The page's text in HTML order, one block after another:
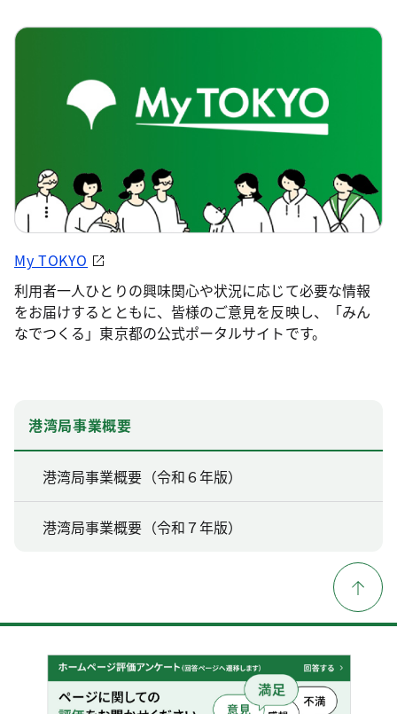
My TOKYO
利用者一人ひとりの興味関心や状況に応じて必要な情報
をお届けするとともに、皆様のご意見を反映し、「みん
なでつくる」東京都の公式ポータルサイトです。
港湾局事業概要
港湾局事業概要（令和６年版）
港湾局事業概要（令和７年版）